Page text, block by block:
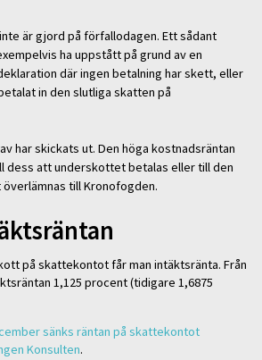
är gjord på förfallodagen. Ett sådant
ha uppstått på grund av en
där ingen betalning har skett, eller
in den slutliga skatten på
har skickats ut. Den höga kostnadsräntan
dess att underskottet betalas eller till den
till Kronofogden.
på skattekontot får man intäktsränta. Från
1,125 procent (tidigare 1,6875
sänks räntan på skattekontot
Konsulten.